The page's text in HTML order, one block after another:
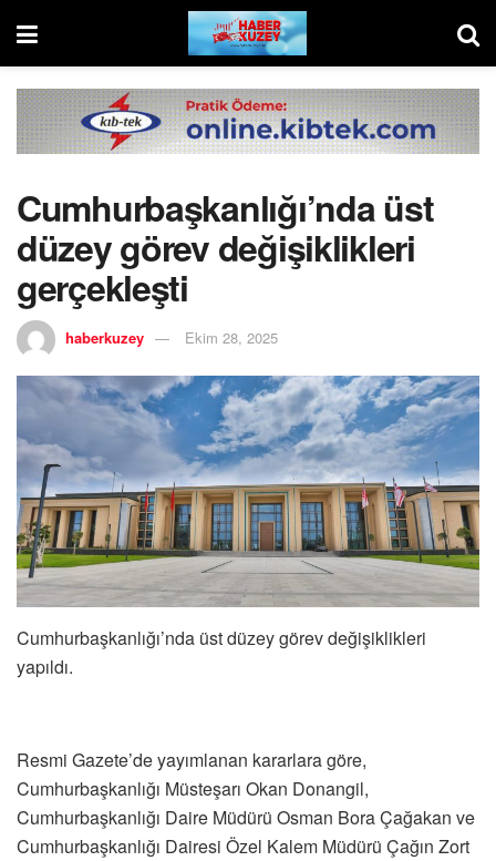
Cumhurbaşkanlığı’nda üst
düzey görev değişiklikleri
gerçekleşti
haberkuzey Ekim 28, 2025
Cumhurbaşkanlığı’nda üst düzey görev değişiklikleri
yapıldı.
Resmi Gazete’de yayımlanan kararlara göre,
Cumhurbaşkanlığı Müsteşarı Okan Donangil,
Cumhurbaşkanlığı Daire Müdürü Osman Bora Çağakan ve
Cumhurbaşkanlığı Dairesi Özel Kalem Müdürü Çağın Zort